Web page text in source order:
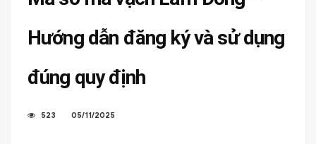
Hướng dẫn đăng ký và sử dụng
đúng quy định
523 05/11/2025